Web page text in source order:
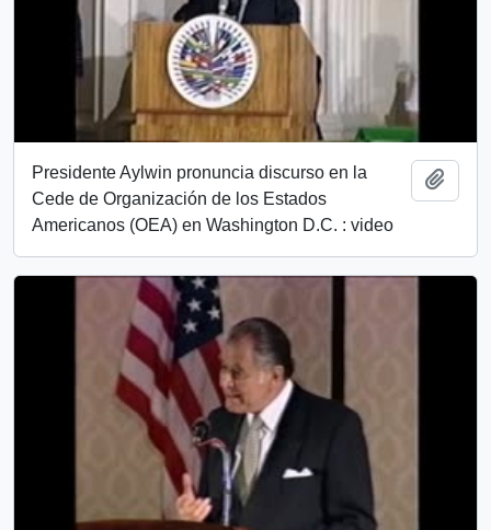
Presidente Aylwin pronuncia discurso en la
Cede de Organización de los Estados
Americanos (OEA) en Washington D.C. : video